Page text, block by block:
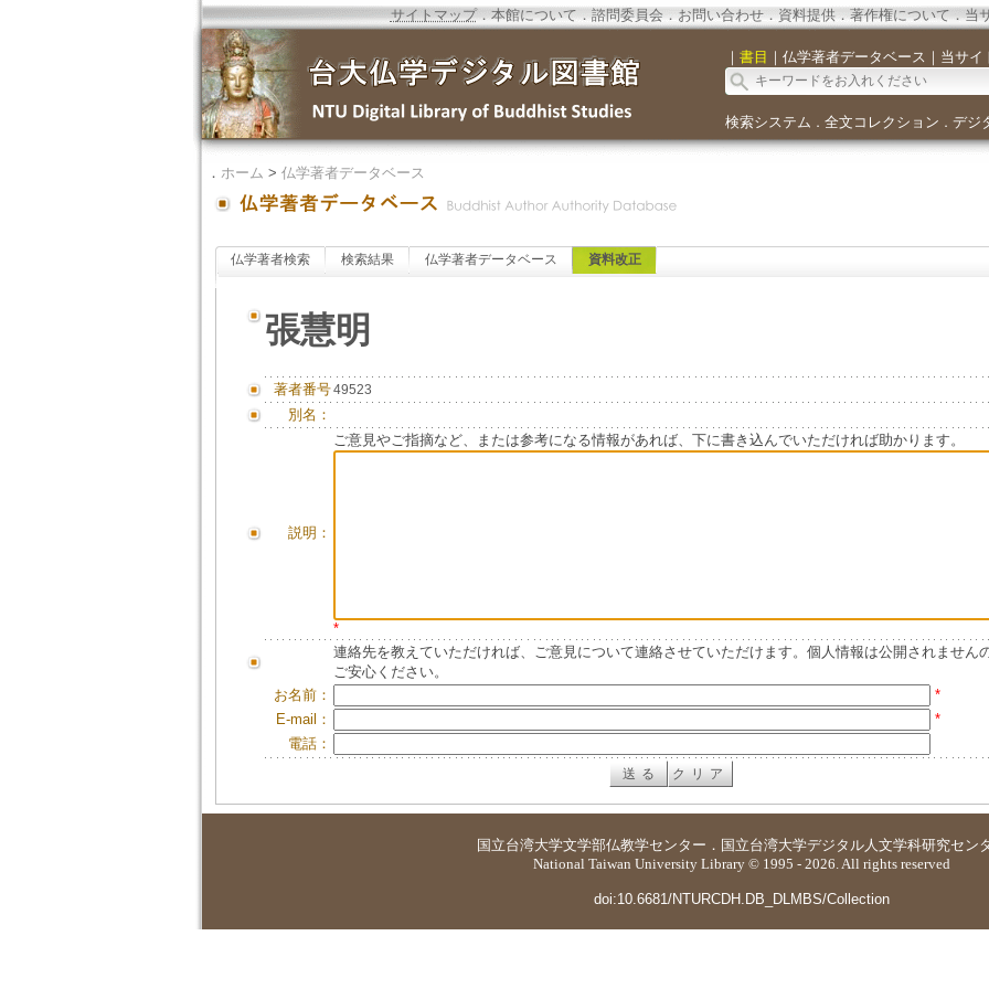
サイトマップ．本館について．諮問委員会． お問い合わせ． 資料提供．著作権について．当
｜ 書目 ｜ 仏学著者データベース ｜ 当サイ
検索システム ． 全文コレクション ． デジ
． ホーム > 仏学著者データベース
仏学著者検索 検索結果 仏学著者データベース 資料改正
張慧明
著者番号49523
別名：
説明：
ご意見やご指摘など、または参考になる情報があれば、下に書き込んでいただければ助かります。
*
連絡先を教えていただければ、ご意見について連絡させていただけます。個人情報は公開されません
ご安心ください。
お名前：
*
E-mail：
*
電話：
国立台湾大学文学部仏教学センター ． 国立台湾大学デジタル人文学科研究セン
National Taiwan University Library © 1995 - 2026. All rights reserved
doi:10.6681/NTURCDH.DB_DLMBS/Collection